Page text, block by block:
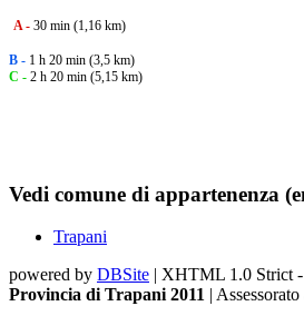
A - 30 min (1,16 km)
B - 1 h 20 min (3,5 km)
C - 2 h 20 min (5,15 km)
Vedi comune di appartenenza
Trapani
powered by DBSite | XHTML 1.0 Strict
Provincia di Trapani 2011 |